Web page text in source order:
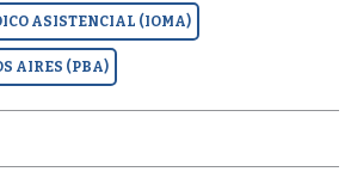
ASISTENCIAL (IOMA)
AIRES (PBA)